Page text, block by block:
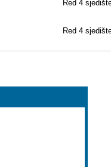
Red 4
Red 4